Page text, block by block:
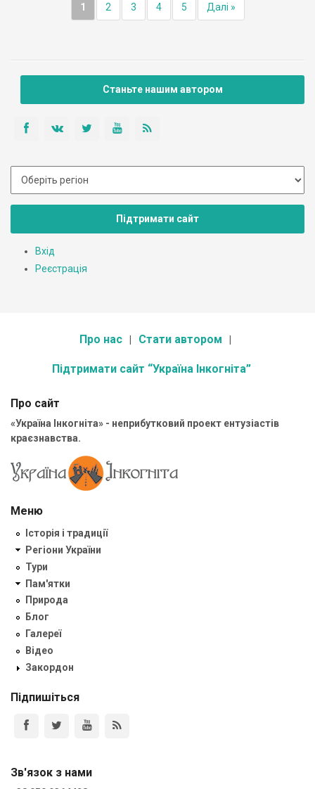
1 2 3 4 5 Далі »
Станьте нашим автором
Підтримати сайт
Вхід
Реєстрація
Про нас Стати автором
Підтримати сайт “Україна Інкогніта”
Про сайт
«Україна Інкогніта» - неприбутковий проект ентузіастів
краєзнавства.
Меню
Історія і традиції
Регіони України
Тури
Пам'ятки
Природа
Блог
Галереї
Відео
Закордон
Підпишіться
Зв'язок з нами